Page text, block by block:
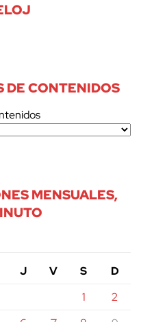
DE CONTENIDOS
MENSUALES,
J V S
D
1
2